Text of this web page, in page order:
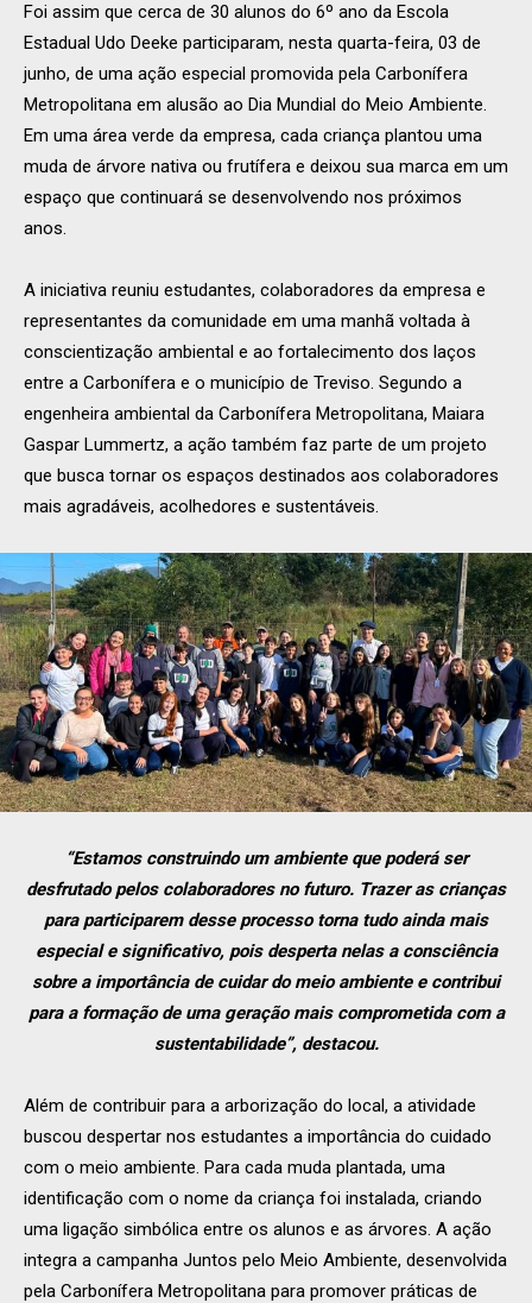
Foi assim que cerca de 30 alunos do 6º ano da Escola
Estadual Udo Deeke participaram, nesta quarta-feira, 03 de
junho, de uma ação especial promovida pela Carbonífera
Metropolitana em alusão ao Dia Mundial do Meio Ambiente.
Em uma área verde da empresa, cada criança plantou uma
muda de árvore nativa ou frutífera e deixou sua marca em um
espaço que continuará se desenvolvendo nos próximos
anos.
A iniciativa reuniu estudantes, colaboradores da empresa e
representantes da comunidade em uma manhã voltada à
conscientização ambiental e ao fortalecimento dos laços
entre a Carbonífera e o município de Treviso. Segundo a
engenheira ambiental da Carbonífera Metropolitana, Maiara
Gaspar Lummertz, a ação também faz parte de um projeto
que busca tornar os espaços destinados aos colaboradores
mais agradáveis, acolhedores e sustentáveis.
“Estamos construindo um ambiente que poderá ser
desfrutado pelos colaboradores no futuro. Trazer as crianças
para participarem desse processo torna tudo ainda mais
especial e significativo, pois desperta nelas a consciência
sobre a importância de cuidar do meio ambiente e contribui
para a formação de uma geração mais comprometida com a
sustentabilidade”, destacou.
Além de contribuir para a arborização do local, a atividade
buscou despertar nos estudantes a importância do cuidado
com o meio ambiente. Para cada muda plantada, uma
identificação com o nome da criança foi instalada, criando
uma ligação simbólica entre os alunos e as árvores. A ação
integra a campanha Juntos pelo Meio Ambiente, desenvolvida
pela Carbonífera Metropolitana para promover práticas de